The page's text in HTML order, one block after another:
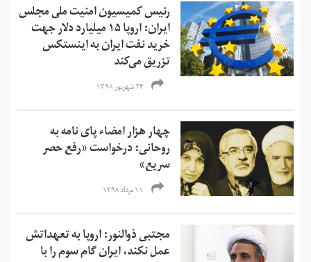
رئیس کمیسیون امنیت ملی مجلس
ایران: اروپا ۱۵ میلیارد دلار جهت
خرید نفت ایران به اینستکس
تزریق می‌کند
۲۴ شهریور ۱۳۹۸
چهار هزار امضاء پای نامه‌ به
روحانی: درخواست «رفع حصر
سریع»
۱۱ مرداد ۱۳۹۸
مجتبی ذوالنور: اروپا به تعهداتش
عمل نکند، ایران گام سوم را با